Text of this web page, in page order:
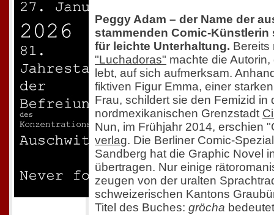
Peggy Adam – der Name der
stammenden Comic-Künstlerin
für leichte Unterhaltung. Bereits
"Luchadoras" machte die
lebt, auf sich aufmerksam.
fiktiven Figur Emma, einer
Frau, schildert sie den Femizid in
nordmexikanischen Grenzstadt
Nun, im Frühjahr 2014, erschien
verlag. Die Berliner Comic-
Sandberg hat die Graphic Novel
übertragen. Nur einige
zeugen von der uralten
schweizerischen Kantons
Titel des Buches: gröcha